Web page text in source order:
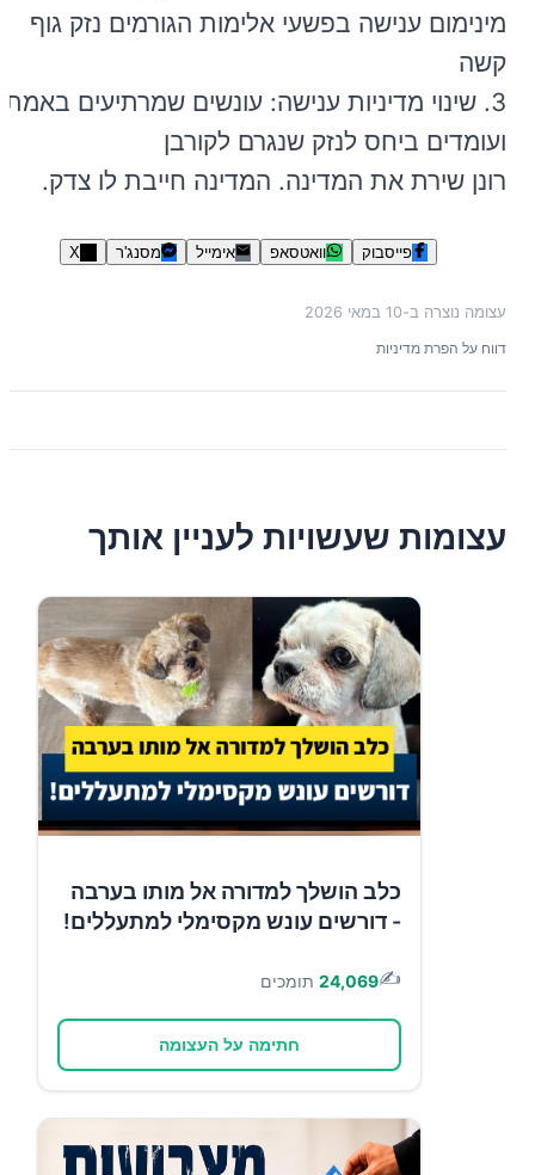
מינימום ענישה בפשעי אלימות הגורמים נזק גוף
קשה
3. שינוי מדיניות ענישה: עונשים שמרתיעים באמת
ועומדים ביחס לנזק שנגרם לקורבן
רונן שירת את המדינה. המדינה חייבת לו צדק.
פייסבוק וואטסאפ אימייל מסנג'ר X
עצומה נוצרה ב-10 במאי 2026
דווח על הפרת מדיניות
עצומות שעשויות לעניין אותך
כלב הושלך למדורה אל מותו בערבה
- דורשים עונש מקסימלי למתעללים!
✍️
24,069 תומכים
חתימה על העצומה